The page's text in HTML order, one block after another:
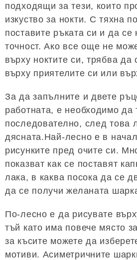
подходящи за тези, които
изкуство за нокти. С тяхна
поставите ръката си и да се
точност. Ако все още не
върху ноктите си, трябва да
върху приятелите си или
За да запълните и двете
работната, е необходимо да
последователно, след това
дясната.Най-лесно е в
рисунките пред очите си.
показват как се поставят
лака, в каква посока да се
да се получи желаната
По-лесно е да рисувате
тъй като има повече място
за късите можете да
мотиви. Асиметричните